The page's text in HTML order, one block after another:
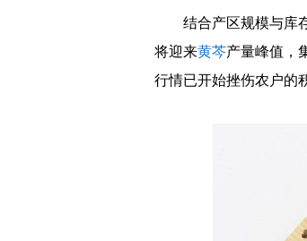
结合产区规模与库
将迎来黄芩产量峰值，
行情已开始挫伤农户的